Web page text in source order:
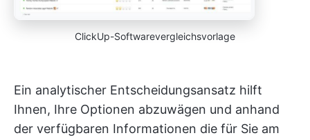
ClickUp-Softwarevergleichsvorlage
Ein analytischer Entscheidungsansatz hilft
Ihnen, Ihre Optionen abzuwägen und anhand
der verfügbaren Informationen die für Sie am